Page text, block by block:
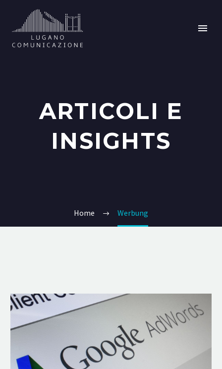
ARTICOLI E
INSIGHTS
Home Werbung